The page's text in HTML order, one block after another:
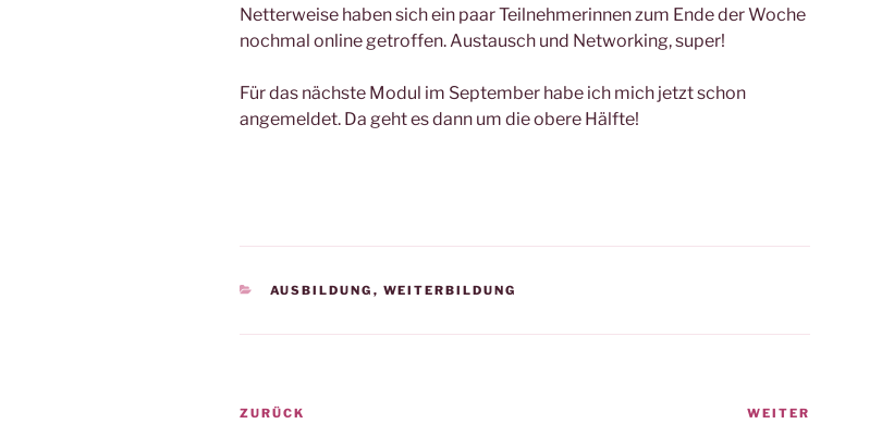
Netterweise haben sich ein paar Teilnehmerinnen zum Ende der Woche
nochmal online getroffen. Austausch und Networking, super!
Für das nächste Modul im September habe ich mich jetzt schon
angemeldet. Da geht es dann um die obere Hälfte!
KATEGORIEN
AUSBILDUNG , WEITERBILDUNG
Beitragsnavigation
Vorheriger
ZURÜCK WEITER